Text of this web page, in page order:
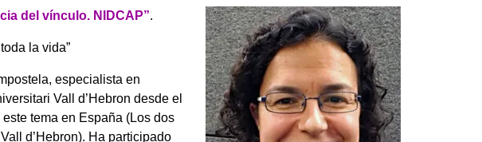
del vínculo. NIDCAP”.
la vida”
especialista en
Vall d’Hebron desde el
tema en España (Los dos
d’Hebron). Ha participado